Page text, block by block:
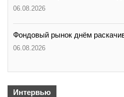
06.08.2026
Фондовый рынок днём
06.08.2026
Интервью